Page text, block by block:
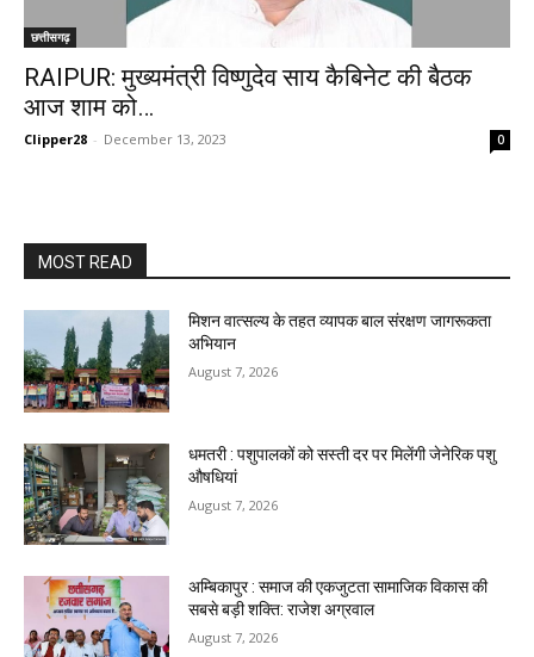
छत्तीसगढ़
RAIPUR: मुख्यमंत्री विष्णुदेव साय कैबिनेट की बैठक
आज शाम को…
Clipper28 - December 13, 2023 0
MOST READ
मिशन वात्सल्य के तहत व्यापक बाल संरक्षण जागरूकता
अभियान
August 7, 2026
धमतरी : पशुपालकों को सस्ती दर पर मिलेंगी जेनेरिक पशु
औषधियां
August 7, 2026
अम्बिकापुर : समाज की एकजुटता सामाजिक विकास की
सबसे बड़ी शक्ति: राजेश अग्रवाल
August 7, 2026